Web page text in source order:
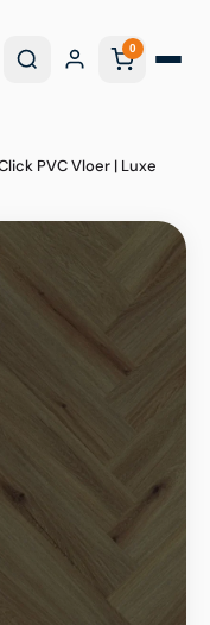
0
PVC Vloer | Luxe